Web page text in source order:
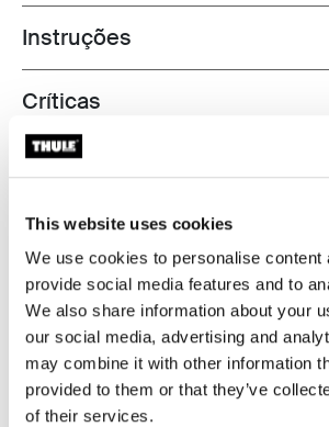
This website uses cookies
We use cookies to personalise content
provide social media features and to
We also share information about your
our social media, advertising and
may combine it with other information
provided to them or that they’ve
of their services.
Toggle guides and instructions
Instruções
Toggle overview
Críticas
Testada ao limite
No Thule Test Center™ em Hillerstorp,
produtos são submetidos a testes
sistemas de barras de tejadilho foram
transportar o seu equipamento e
mais possível ao seu automóvel em
segurança. Abaixo encontra alguns
muitos testes que são efectuados.